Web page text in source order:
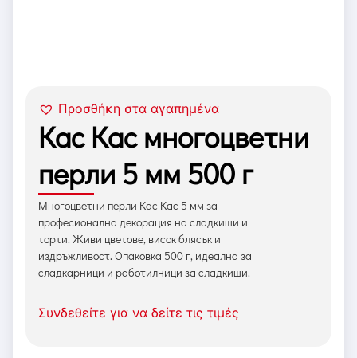
Προσθήκη στα αγαπημένα
Кас Кас многоцветни
перли 5 мм 500 г
Многоцветни перли Кас Кас 5 мм за
професионална декорация на сладкиши и
торти. Живи цветове, висок блясък и
издръжливост. Опаковка 500 г, идеална за
сладкарници и работилници за сладкиши.
Συνδεθείτε για να δείτε τις τιμές